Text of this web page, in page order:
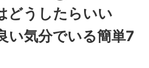
どうしたらいい
い気分でいる簡単7